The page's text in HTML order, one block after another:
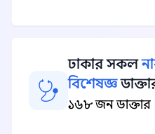
ঢাকার সকল
বিশেষজ্ঞ
১৬৮ জন ডাক্তার